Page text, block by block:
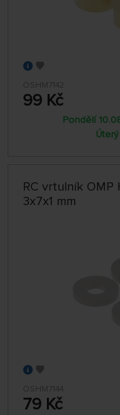
OSHM7142
99 Kč
Pondělí
RC vrtulník
3x7x1 mm
OSHM7144
79 Kč